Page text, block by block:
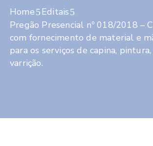
Home
Editais
Pregão Presencial nº 018/2018 –
com fornecimento de material e
para os serviços de capina, pintura,
varrição.